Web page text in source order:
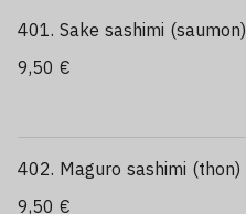
401. Sake sashimi (saumon)
9,50 €
402. Maguro sashimi (thon)
9,50 €